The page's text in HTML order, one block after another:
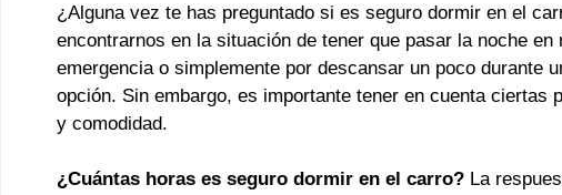
¿Alguna vez te has preguntado si es seguro dormir en el
encontrarnos en la situación de tener que pasar la noche
emergencia o simplemente por descansar un poco durante
opción. Sin embargo, es importante tener en cuenta ciertas
y comodidad.
¿Cuántas horas es seguro dormir en el carro? La